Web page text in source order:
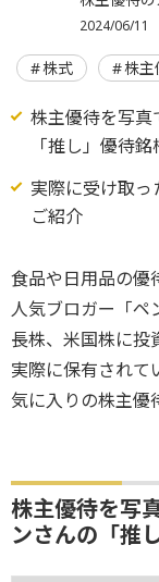
2024/06/11
株式 株主
株主優待を写真
「推し」優待銘
実際に受け取
ご紹介
食品や日用品の優
人気ブロガー「ペ
長株、米国株に投
実際に保有されて
気に入りの株主優
株主優待を写
ンさんの「推